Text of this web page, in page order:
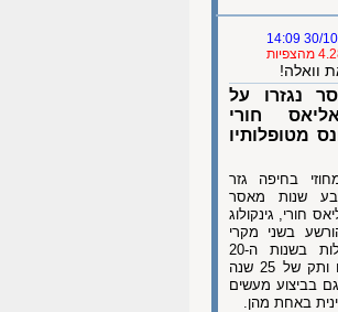
30/10/22
וואלה!
נגזרו על
חורי
מטופלותיו
בחיפה גזר
שנות מאסר
חורי, גינקולוג
63, שהורשע בשני מקרי
אונס של מטופלות בשנות ה-20
לחייהן. חורי, שלו ותק של 25 שנה
בביצוע מעשים
באחת מהן.